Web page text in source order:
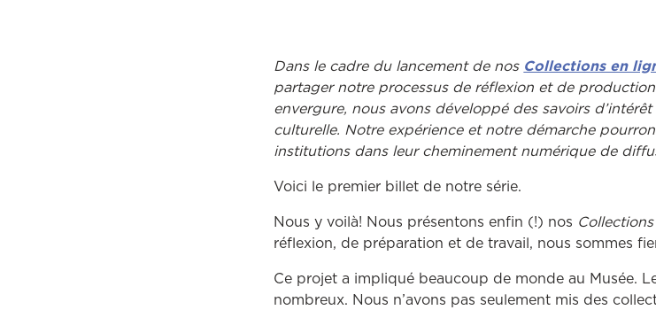
Dans le cadre du lancement de nos Collections en
partager notre processus de réflexion et de
envergure, nous avons développé des savoirs
culturelle. Notre expérience et notre démarche
institutions dans leur cheminement numérique de
Voici le premier billet de notre série.
Nous y voilà! Nous présentons enfin (!) nos
réflexion, de préparation et de travail, nous sommes
Ce projet a impliqué beaucoup de monde au Musée.
nombreux. Nous n’avons pas seulement mis des